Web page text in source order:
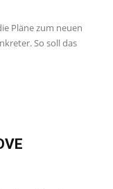
Pläne zum neuen
So soll das